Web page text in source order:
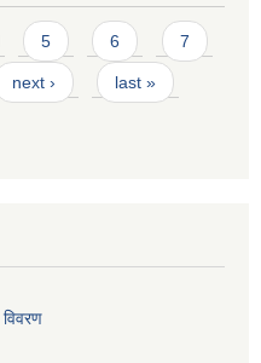
5 6 7
next › last »